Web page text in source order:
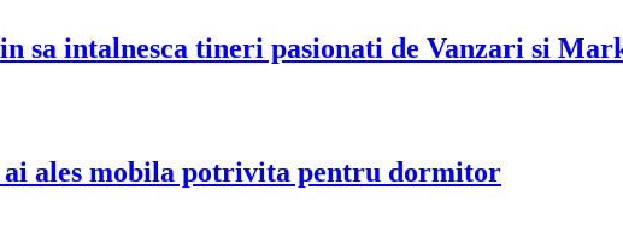
sa intalnesca tineri pasionati de Vanzari si
ai ales mobila potrivita pentru dormitor